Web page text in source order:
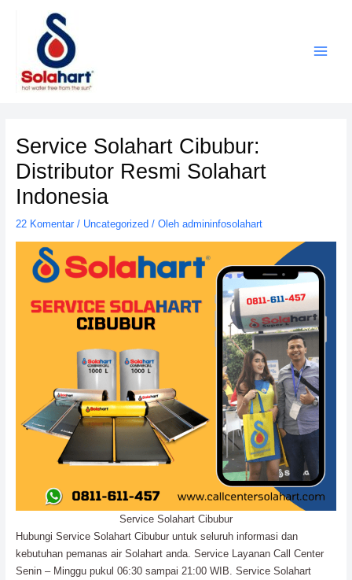
Service Solahart Cibubur:
Distributor Resmi Solahart
Indonesia
22 Komentar / Uncategorized / Oleh admininfosolahart
Service Solahart Cibubur
Hubungi Service Solahart Cibubur untuk seluruh informasi dan
kebutuhan pemanas air Solahart anda. Service Layanan Call Center
Senin – Minggu pukul 06:30 sampai 21:00 WIB. Service Solahart